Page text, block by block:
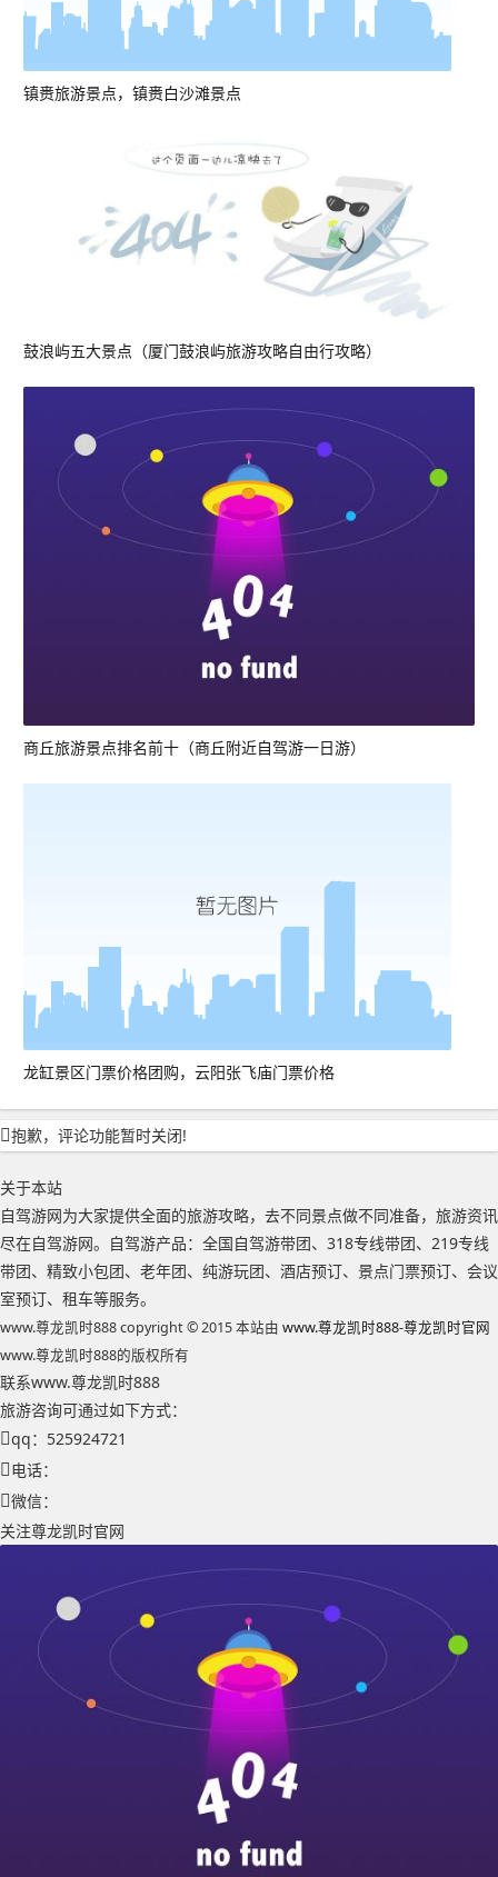
镇赉旅游景点，镇赉白沙滩景点
鼓浪屿五大景点（厦门鼓浪屿旅游攻略自由行攻略）
商丘旅游景点排名前十（商丘附近自驾游一日游）
龙缸景区门票价格团购，云阳张飞庙门票价格
抱歉，评论功能暂时关闭!
关于本站
自驾游网为大家提供全面的旅游攻略，去不同景点做不同准备，旅游资讯
尽在自驾游网。自驾游产品：全国自驾游带团、318专线带团、219专线
带团、精致小包团、老年团、纯游玩团、酒店预订、景点门票预订、会议
室预订、租车等服务。
www.尊龙凯时888 copyright © 2015 本站由 www.尊龙凯时888-尊龙凯时官网
www.尊龙凯时888的版权所有
联系www.尊龙凯时888
旅游咨询可通过如下方式：
qq：525924721
电话：
微信：
关注尊龙凯时官网